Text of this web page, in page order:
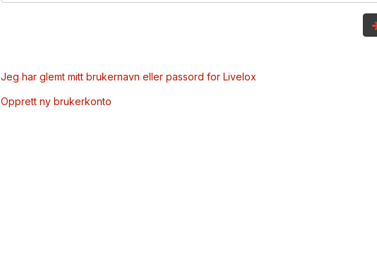
Jeg har glemt mitt brukernavn eller passord for Livelox
Opprett ny brukerkonto